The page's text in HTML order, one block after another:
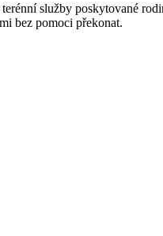
služby poskytované
bez pomoci překonat.